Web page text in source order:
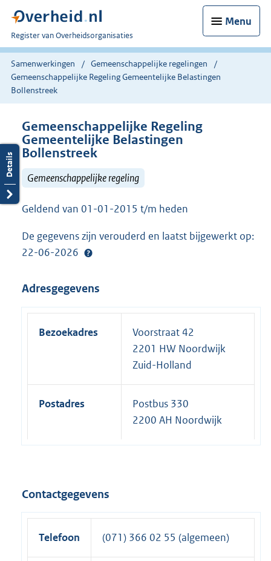
Menu
U
bent
nu
hier:
Register van Overheidsorganisaties
Samenwerkingen
Gemeenschappelijke regelingen
Gemeenschappelijke Regeling Gemeentelijke Belastingen
Bollenstreek
Gemeenschappelijke Regeling
Gemeentelijke Belastingen
Bollenstreek
Gemeenschappelijke regeling
Geldend van 01-01-2015 t/m heden
De gegevens zijn verouderd en laatst bijgewerkt op:
22-06-2026
Adresgegevens
Bezoekadres
Voorstraat 42
2201 HW Noordwijk
Zuid-Holland
Postadres
Postbus 330
2200 AH Noordwijk
Contactgegevens
Telefoon (071) 366 02 55 (algemeen)